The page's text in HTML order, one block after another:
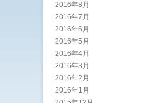
2016年8月
2016年7月
2016年6月
2016年5月
2016年4月
2016年3月
2016年2月
2016年1月